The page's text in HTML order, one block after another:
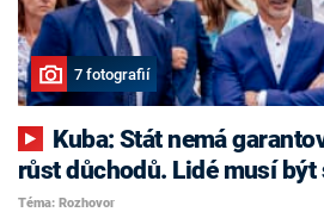
7 fotografií
růst důchodů. Lidé musí
Téma: Rozhovor